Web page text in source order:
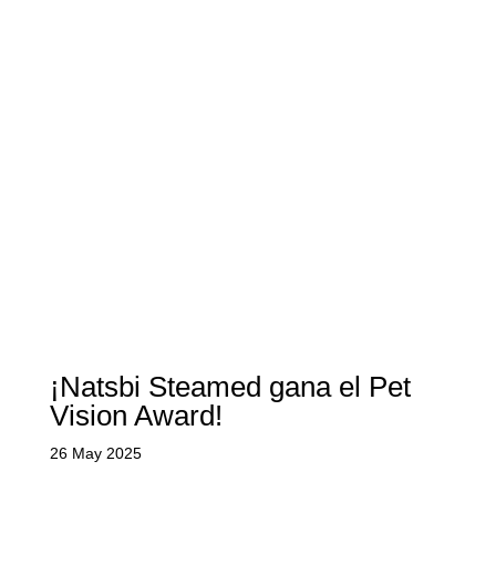
¡Natsbi Steamed gana el Pet
Vision Award!
26 May 2025